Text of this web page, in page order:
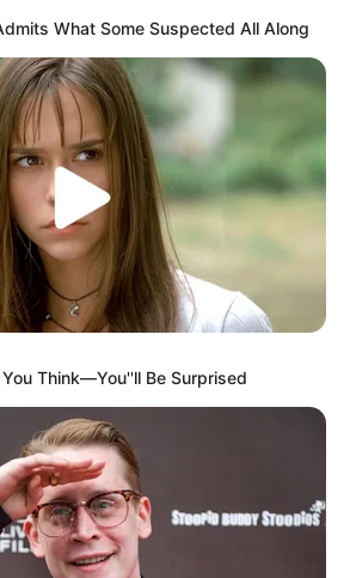
Brothers
What Some Suspected All Along
Think—You''ll Be Surprised